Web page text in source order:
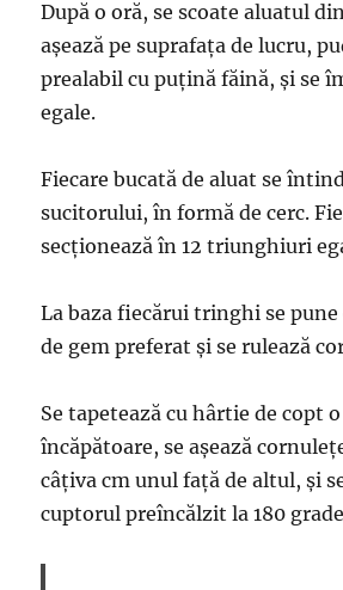
După o oră, se scoate aluatul
așează pe suprafața de lucru,
prealabil cu puțină făină, și se
egale.
Fiecare bucată de aluat se
sucitorului, în formă de cerc.
secționează în 12 triunghiuri
La baza fiecărui tringhi se
de gem preferat și se rulează
Se tapetează cu hârtie de copt
încăpătoare, se așează
câțiva cm unul față de altul, și
cuptorul preîncălzit la 180